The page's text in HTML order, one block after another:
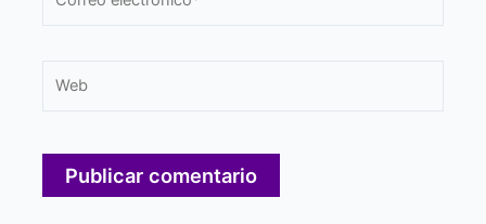
electrónico*